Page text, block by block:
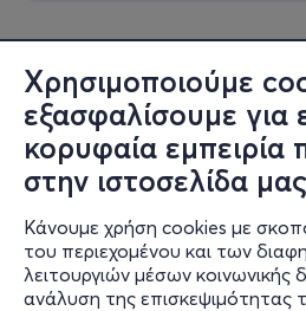
Χρησιμοποιούμε
εξασφαλίσουμε για
κορυφαία εμπειρία
στην ιστοσελίδα
Κάνουμε χρήση cookies με
του περιεχομένου και των
λειτουργιών μέσων κοινωνικής
ανάλυση της επισκεψιμότητας
Πληροφορίες
Υποστήριξη
Stay Connected